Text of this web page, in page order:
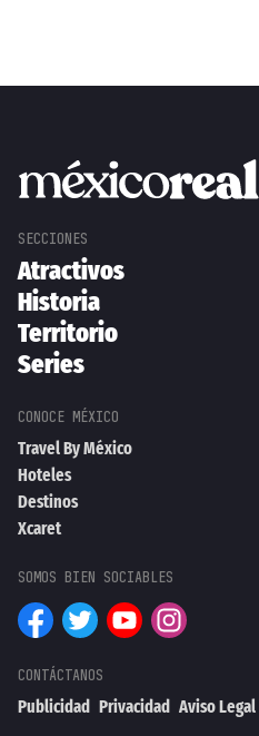
Atractivos
Historia
Territorio
Series
Travel By México
Hoteles
Destinos
Xcaret
Publicidad Privacidad Aviso Legal